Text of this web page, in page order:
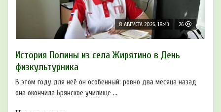
8 АВГУСТА 2026, 18:43 26
История Полины из села Жирятино в День
физкультурника
В этом году для неё он особенный: ровно два месяца назад
она окончила Брянское училище ...